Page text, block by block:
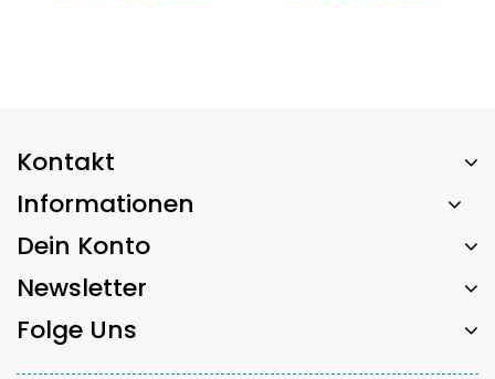
Kontakt
Informationen
Dein Konto
Newsletter
Folge Uns